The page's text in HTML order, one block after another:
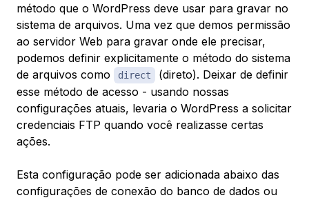
método que o WordPress deve usar para gravar no
sistema de arquivos. Uma vez que demos permissão
ao servidor Web para gravar onde ele precisar,
podemos definir explicitamente o método do sistema
de arquivos como
direct
(direto). Deixar de definir
esse método de acesso - usando nossas
configurações atuais, levaria o WordPress a solicitar
credenciais FTP quando você realizasse certas
ações.
Esta configuração pode ser adicionada abaixo das
configurações de conexão do banco de dados ou